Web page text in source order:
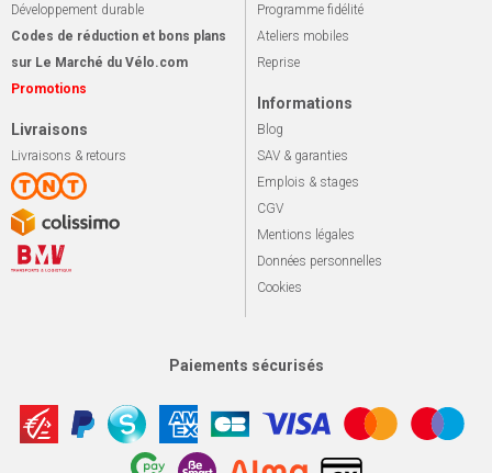
Développement durable
Codes de réduction et bons plans
sur Le Marché du Vélo.com
Promotions
Livraisons
Livraisons & retours
Programme fidélité
Ateliers mobiles
Reprise
Informations
Blog
SAV & garanties
Emplois & stages
CGV
Mentions légales
Données personnelles
Cookies
Paiements sécurisés